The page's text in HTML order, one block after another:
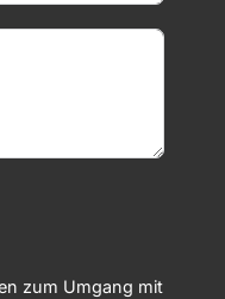
zum Umgang mit